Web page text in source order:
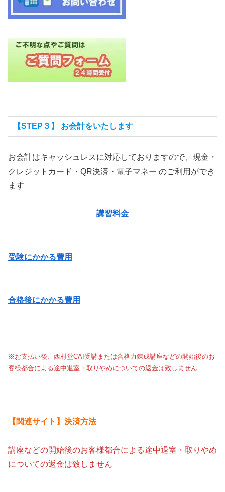
【STEP３】 お会計をいたします
お会計はキャッシュレスに対応しておりますので、現金・
クレジットカード・QR決済・電子マネー のご利用ができ
ます
講習料金
受験にかかる費用
合格後にかかる費用
※お支払い後、西村堂CAI受講または合格力錬成講座などの開始後のお
客様都合による途中退室・取りやめについての返金は致しません
【関連サイト】 決済方法
講座などの開始後のお客様都合による途中退室・取りやめ
についての返金は致しません